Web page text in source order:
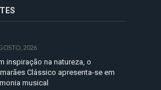
2026
inspiração na natureza, o
Clássico apresenta-se em
musical